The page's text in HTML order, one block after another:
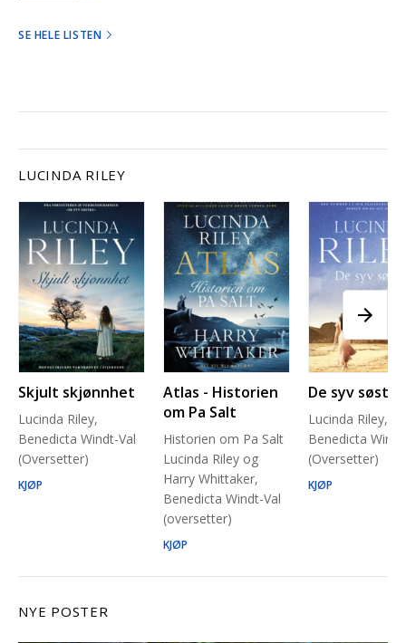
SE HELE LISTEN
LUCINDA RILEY
Skjult skjønnhet
Lucinda Riley,
Benedicta Windt-Val
(Oversetter)
KJØP
Atlas - Historien
om Pa Salt
Historien om Pa Salt
Lucinda Riley og
Harry Whittaker,
Benedicta Windt-Val
(oversetter)
KJØP
De syv søstre
Lucinda Riley,
Benedicta
(Oversetter)
KJØP
NYE POSTER